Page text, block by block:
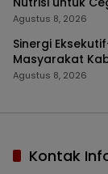
Agustus 8, 2026
Sinergi
Masyarakat
Agustus 8, 2026
Kontak